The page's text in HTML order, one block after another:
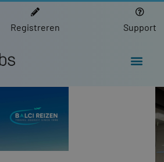
Registreren Support